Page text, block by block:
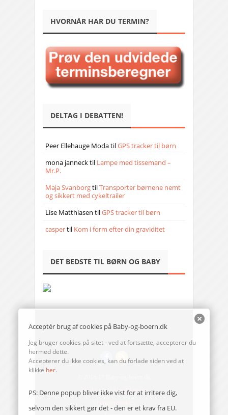
HVORNÅR HAR DU TERMIN?
DELTAG I DEBATTEN!
Peer Ellehauge ModatilGPS tracker til børn
mona jannecktil Lampe med tissemand –
Mr.P.
Maja SvanborgtilTransporter børnene nemt
og sikkert med cykeltrailer
Lise Matthiasen tilGPS tracker til børn
caspertil Kom i form efter din graviditet
DET BEDSTE TIL BØRN OG BABY
Send en mail til redaktionen
Acceptér brug af cookies på Baby-og-boern.dk
Jeg bruger cookies på sitet - ved at fortsætte, accepterer du
hermed dette.
Accepterer du ikke cookies, kan du forlade siden ved at
klikke her.
PS: Denne popup bliver ikke vist for at irritere dig,
selvom den sikkert gør det - den er et krav fra EU.